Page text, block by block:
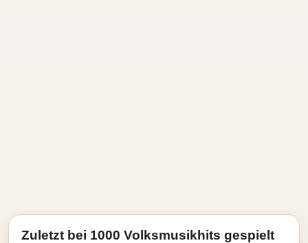
Zuletzt bei 1000 Volksmusikhits gespielt